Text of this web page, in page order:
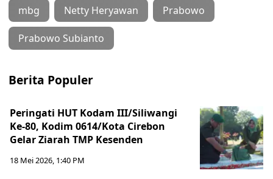
mbg Netty Heryawan Prabowo
Prabowo Subianto
Berita Populer
Peringati HUT Kodam III/Siliwangi
Ke-80, Kodim 0614/Kota Cirebon
Gelar Ziarah TMP Kesenden
18 Mei 2026, 1:40 PM